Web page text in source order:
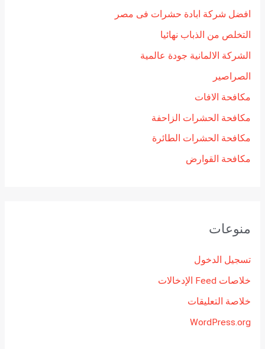
افضل شركة ابادة حشرات فى مصر
التخلص من الذباب نهائيا
الشركة الالمانية جودة عالمية
الصراصير
مكافحة الافات
مكافحة الحشرات الزاحفة
مكافحة الحشرات الطائرة
مكافحة القوارض
منوعات
تسجيل الدخول
خلاصات Feed الإدخالات
خلاصة التعليقات
WordPress.org